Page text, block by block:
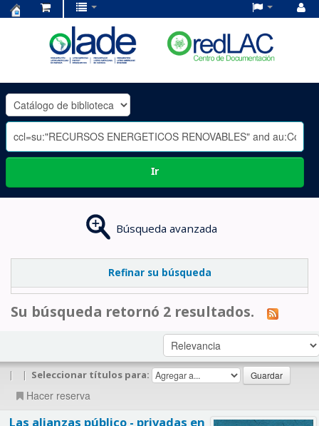
OLADE
-
Ir
Búsqueda avanzada
Refinar su búsqueda
Su búsqueda retornó 2 resultados.
| | Seleccionar títulos para:
Hacer reserva
Las alianzas público - privadas en